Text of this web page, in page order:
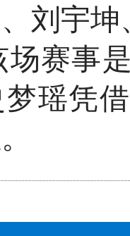
刘宇
赛事
瑶凭